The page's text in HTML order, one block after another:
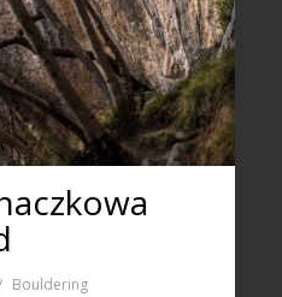
Bouldering